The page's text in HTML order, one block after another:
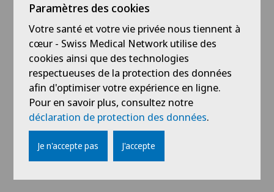
Dr méd. Ioan Bogdan Rusu
Spécialisation
Gynécologie,
Obstétrique,
Sénologie (Diagnostic mammaire)
Voir profil
Paramètres des cookies
Votre santé et votre vie privée nous tiennent à
cœur - Swiss Medical Network utilise des
cookies ainsi que des technologies
respectueuses de la protection des données
afin d'optimiser votre expérience en ligne.
Pour en savoir plus, consultez notre
déclaration de protection des données.
Je n'accepte pas J'accepte